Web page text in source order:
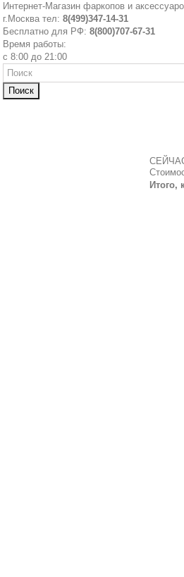
Интернет-Магазин фаркопов и
г.Москва тел: 8(499)347-14-31
Бесплатно для РФ: 8(800)707-67-31
Время работы:
с 8:00 до 21:00
Поиск
Итого,